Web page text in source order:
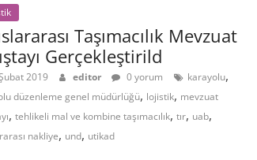
Taşımacılık Mevzuat
Gerçekleştirild
2019 editor 0 yorum karayolu,
düzenleme genel müdürlüğü, lojistik, mevzuat
, tehlikeli mal ve kombine taşımacılık, tır, uab,
nakliye, und, utikad